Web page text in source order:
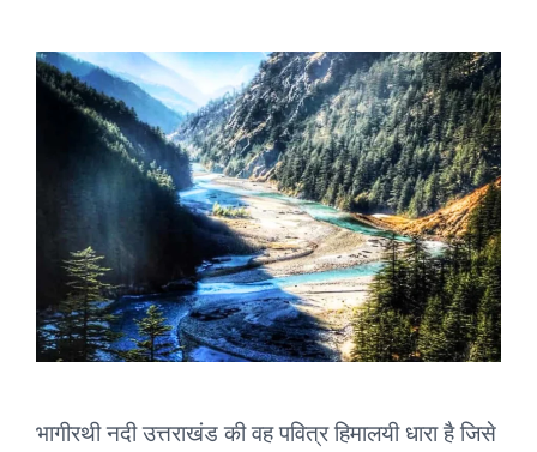
भागीरथी नदी उत्तराखंड की वह पवित्र हिमालयी धारा है जिसे